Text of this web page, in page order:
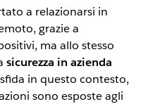
a relazionarsi in
grazie a
ma allo stesso
sicurezza in azienda
in questo contesto,
sono esposte agli